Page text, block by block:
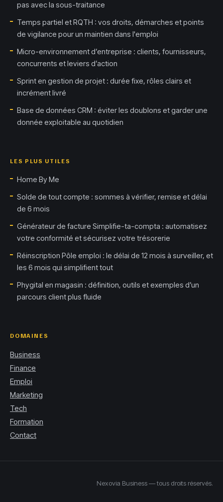
pas avec la sous-traitance
Temps partiel et RQTH : vos droits, démarches et points
de vigilance pour un maintien dans l'emploi
Micro-environnement d’entreprise : clients, fournisseurs,
concurrents et leviers d’action
Sprint en gestion de projet : durée fixe, rôles clairs et
incrément livré
Base de données CRM : éviter les doublons et garder une
donnée exploitable au quotidien
LES PLUS UTILES
Home By Me
Solde de tout compte : sommes à vérifier, remise et délai
de 6 mois
Générateur de facture Simplifie-ta-compta : automatisez
votre conformité et sécurisez votre trésorerie
Réinscription Pôle emploi : le délai de 12 mois à surveiller, et
les 6 mois qui simplifient tout
Phygital en magasin : définition, outils et exemples d’un
parcours client plus fluide
DOMAINES
Business
Finance
Emploi
Marketing
Tech
Formation
Contact
Nexovia Business — tous droits réservés.